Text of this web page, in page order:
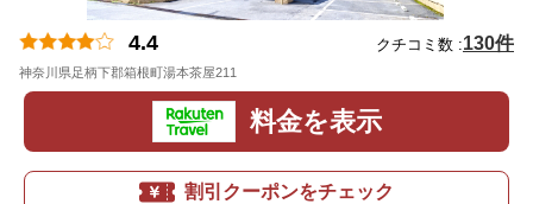
4.4 クチコミ数 :130件
神奈川県足柄下郡箱根町湯本茶屋211
料金を表示
割引クーポンをチェック